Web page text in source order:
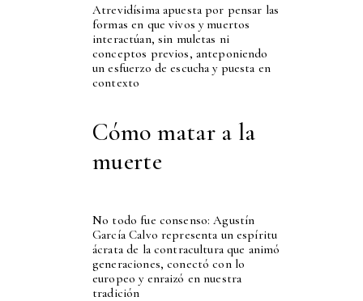
Atrevidísima apuesta por pensar las
formas en que vivos y muertos
interactúan, sin muletas ni
conceptos previos, anteponiendo
un esfuerzo de escucha y puesta en
contexto
Cómo matar a la
muerte
No todo fue consenso: Agustín
García Calvo representa un espíritu
ácrata de la contracultura que animó
generaciones, conectó con lo
europeo y enraizó en nuestra
tradición